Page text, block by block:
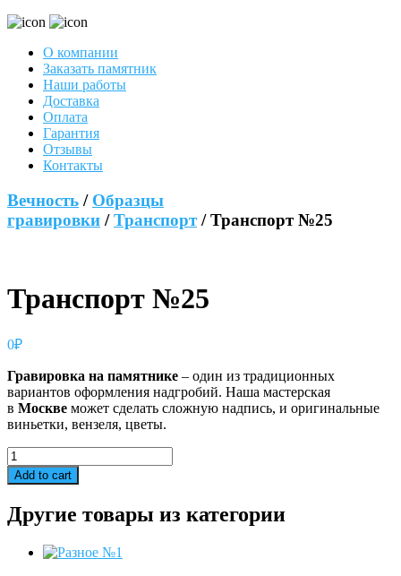
О компании
Заказать памятник
Наши работы
Доставка
Оплата
Гарантия
Отзывы
Контакты
Вечность / Образцы
гравировки /Транспорт / Транспорт №25
Транспорт №25
0₽
Гравировка на памятнике – один из традиционных
вариантов оформления надгробий. Наша мастерская
в Москве может сделать сложную надпись, и оригинальные
виньетки, вензеля, цветы.
Транспорт
№25
quantity
Add to cart
Другие товары из категории